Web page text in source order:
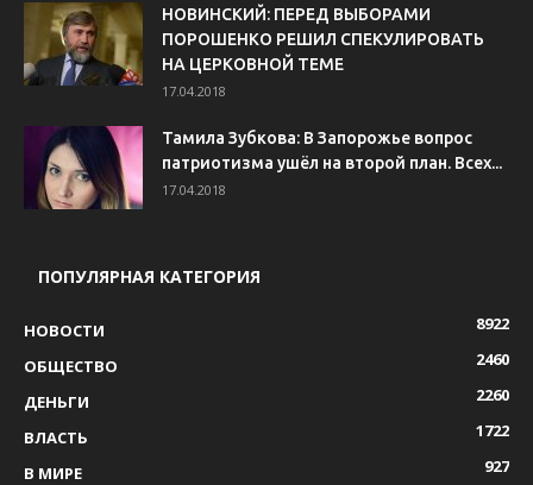
НОВИНСКИЙ: ПЕРЕД ВЫБОРАМИ
ПОРОШЕНКО РЕШИЛ СПЕКУЛИРОВАТЬ
НА ЦЕРКОВНОЙ ТЕМЕ
17.04.2018
Тамила Зубкова: В Запорожье вопрос
патриотизма ушёл на второй план. Всех...
17.04.2018
ПОПУЛЯРНАЯ КАТЕГОРИЯ
НОВОСТИ
8922
ОБЩЕСТВО
2460
ДЕНЬГИ
2260
ВЛАСТЬ
1722
В МИРЕ
927